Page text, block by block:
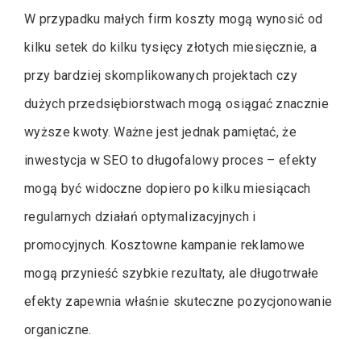
W przypadku małych firm koszty mogą wynosić od
kilku setek do kilku tysięcy złotych miesięcznie, a
przy bardziej skomplikowanych projektach czy
dużych przedsiębiorstwach mogą osiągać znacznie
wyższe kwoty. Ważne jest jednak pamiętać, że
inwestycja w SEO to długofalowy proces – efekty
mogą być widoczne dopiero po kilku miesiącach
regularnych działań optymalizacyjnych i
promocyjnych. Kosztowne kampanie reklamowe
mogą przynieść szybkie rezultaty, ale długotrwałe
efekty zapewnia właśnie skuteczne pozycjonowanie
organiczne.